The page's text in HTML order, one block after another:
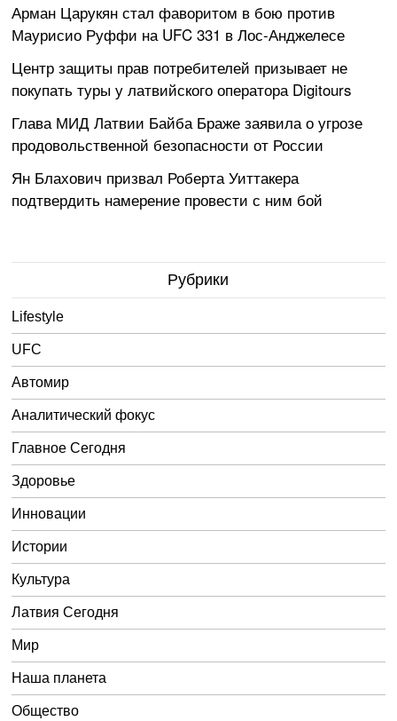
Арман Царукян стал фаворитом в бою против
Маурисио Руффи на UFC 331 в Лос-Анджелесе
Центр защиты прав потребителей призывает не
покупать туры у латвийского оператора Digitours
Глава МИД Латвии Байба Браже заявила о угрозе
продовольственной безопасности от России
Ян Блахович призвал Роберта Уиттакера
подтвердить намерение провести с ним бой
Рубрики
Lifestyle
UFC
Автомир
Аналитический фокус
Главное Сегодня
Здоровье
Инновации
Истории
Культура
Латвия Сегодня
Мир
Наша планета
Общество